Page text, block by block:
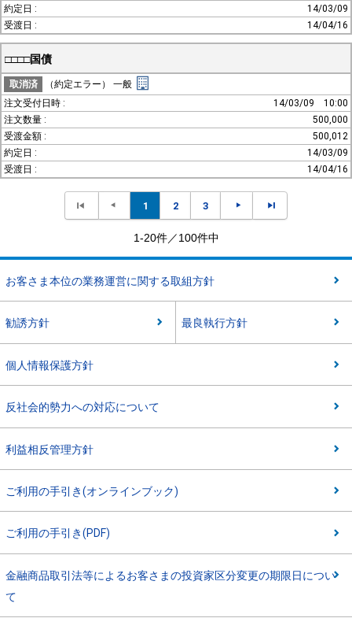
14/03/09
14/04/16
□□□□国債
取消済 （約定エラー）
一般
14/03/09
10:00
500,000
500,012
14/03/09
14/04/16
1 2 3
1-20件／100件中
お客さま本位の業務運営に関する取組方針
勧誘方針 最良執行方針
個人情報保護方針
反社会的勢力への対応について
利益相反管理方針
ご利用の手引き(オンラインブック)
ご利用の手引き(PDF)
金融商品取引法等によるお客さまの投資家区分変更の期限日につい
て